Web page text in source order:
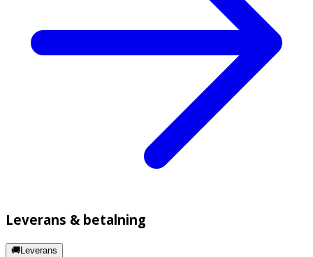
Leverans & betalning
🚚Leverans